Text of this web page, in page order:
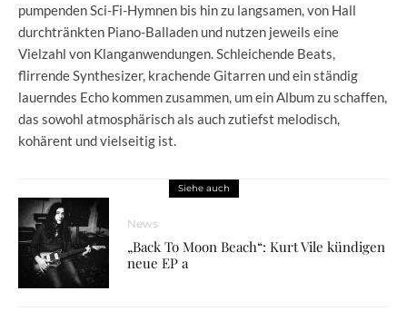
pumpenden Sci-Fi-Hymnen bis hin zu langsamen, von Hall
durchtränkten Piano-Balladen und nutzen jeweils eine
Vielzahl von Klanganwendungen. Schleichende Beats,
flirrende Synthesizer, krachende Gitarren und ein ständig
lauerndes Echo kommen zusammen, um ein Album zu schaffen,
das sowohl atmosphärisch als auch zutiefst melodisch,
kohärent und vielseitig ist.
Siehe auch
News
„Back To Moon Beach“: Kurt Vile kündigen
neue EP a